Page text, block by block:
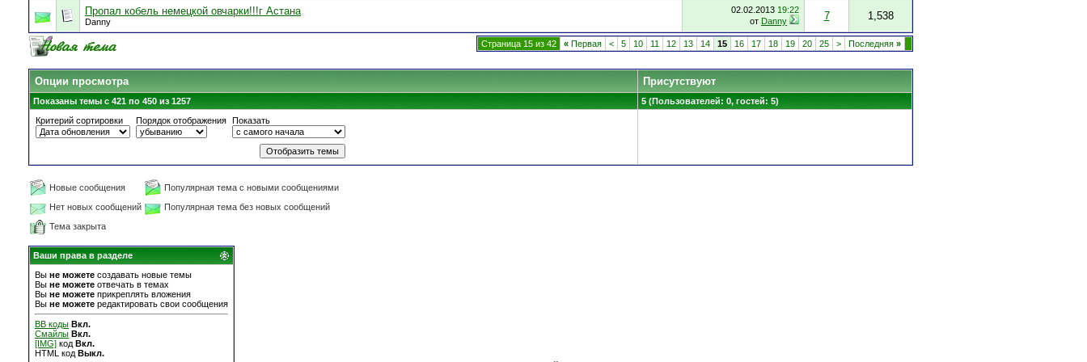
Пропал кобель немецкой овчарки!!!г Астана
Danny
02.02.2013 19:22
от Danny 7 1,538
Страница 15 из 42 « Первая < 5 10 11 12 13 14 15 16 17 18 19 20 25 > Последняя »
Опции просмотра Присутствуют
Показаны темы с 421 по 450 из 1257
5 (Пользователей: 0, гостей: 5)
Критерий сортировки
Порядок отображения Показать
Новые сообщения
Популярная тема с новыми сообщениями
Нет новых сообщений
Популярная тема без новых сообщений
Тема закрыта
Ваши права в разделе
Вы не можете создавать новые темы
Вы не можете отвечать в темах
Вы не можете прикреплять вложения
Вы не можете редактировать свои сообщения
BB коды Вкл.
Смайлы Вкл.
[IMG] код Вкл.
HTML код Выкл.